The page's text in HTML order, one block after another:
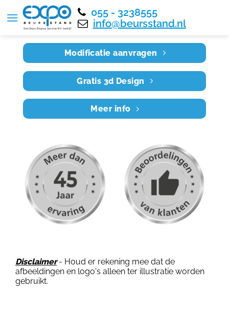
055 - 3238555
info@beursstand.nl
Home RE8X4 022
Modificatie aanvragen
Gratis 3d Design
Meer info
Disclaimer- Houd er rekening mee dat de
afbeeldingen en logo's alleen ter illustratie worden
gebruikt.